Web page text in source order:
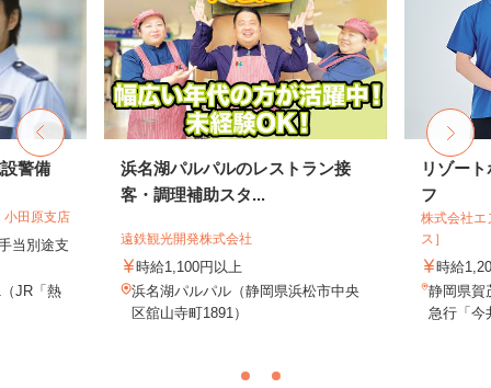
警備
田原支店
当別途支
JR「熱
浜名湖パルパルのレストラン接
客・調理補助スタ...
遠鉄観光開発株式会社
時給1,100円以上
浜名湖パルパル（静岡県浜松市中央
区舘山寺町1891）
リゾー
フ
株式会社エ
ス］
時給
静岡県賀
急行「今